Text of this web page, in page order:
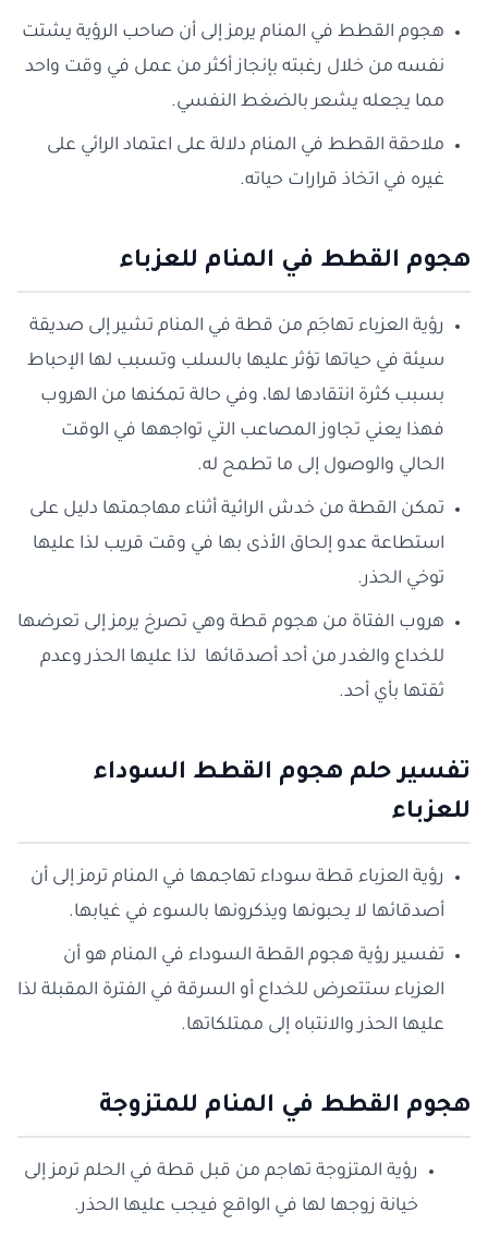
هجوم القطط في المنام يرمز إلى أن صاحب الرؤية يشتت
نفسه من خلال رغبته بإنجاز أكثر من عمل في وقت واحد
مما يجعله يشعر بالضغط النفسي.
ملاحقة القطط في المنام دلالة على اعتماد الرائي على
غيره في اتخاذ قرارات حياته.
هجوم القطط في المنام للعزباء
رؤية العزباء تهاجَم من قطة في المنام تشير إلى صديقة
سيئة في حياتها تؤثر عليها بالسلب وتسبب لها الإحباط
بسبب كثرة انتقادها لها، وفي حالة تمكنها من الهروب
فهذا يعني تجاوز المصاعب التي تواجهها في الوقت
الحالي والوصول إلى ما تطمح له.
تمكن القطة من خدش الرائية أثناء مهاجمتها دليل على
استطاعة عدو إلحاق الأذى بها في وقت قريب لذا عليها
توخي الحذر.
هروب الفتاة من هجوم قطة وهي تصرخ يرمز إلى تعرضها
للخداع والغدر من أحد أصدقائها لذا عليها الحذر وعدم
ثقتها بأي أحد.
تفسير حلم هجوم القطط السوداء
للعزباء
رؤية العزباء قطة سوداء تهاجمها في المنام ترمز إلى أن
أصدقائها لا يحبونها ويذكرونها بالسوء في غيابها.
تفسير رؤية هجوم القطة السوداء في المنام هو أن
العزباء ستتعرض للخداع أو السرقة في الفترة المقبلة لذا
عليها الحذر والانتباه إلى ممتلكاتها.
هجوم القطط في المنام للمتزوجة
رؤية المتزوجة تهاجم من قبل قطة في الحلم ترمز إلى
خيانة زوجها لها في الواقع فيجب عليها الحذر.